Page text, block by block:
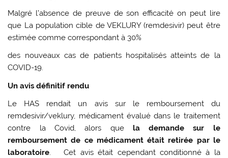
Malgré l’absence de preuve de son efficacité on peut lire
que La population cible de VEKLURY (remdesivir) peut être
estimée comme correspondant à 30%
des nouveaux cas de patients hospitalisés atteints de la
COVID-19.
Un avis définitif rendu
Le HAS rendait un avis sur le remboursement du
remdesivir/veklury, médicament évalué dans le traitement
contre la Covid, alors que la demande sur le
remboursement de ce médicament était retirée par le
laboratoire. Cet avis était cependant conditionné à la